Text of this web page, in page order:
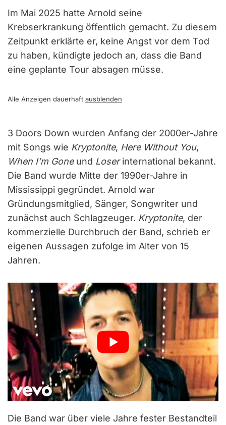
Im Mai 2025 hatte Arnold seine
Krebserkrankung öffentlich gemacht. Zu diesem
Zeitpunkt erklärte er, keine Angst vor dem Tod
zu haben, kündigte jedoch an, dass die Band
eine geplante Tour absagen müsse.
Alle Anzeigen dauerhaft ausblenden
3 Doors Down wurden Anfang der 2000er-Jahre
mit Songs wie Kryptonite, Here Without You,
When I’m Goneund Loserinternational bekannt.
Die Band wurde Mitte der 1990er-Jahre in
Mississippi gegründet. Arnold war
Gründungsmitglied, Sänger, Songwriter und
zunächst auch Schlagzeuger. Kryptonite, der
kommerzielle Durchbruch der Band, schrieb er
eigenen Aussagen zufolge im Alter von 15
Jahren.
Die Band war über viele Jahre fester Bestandteil